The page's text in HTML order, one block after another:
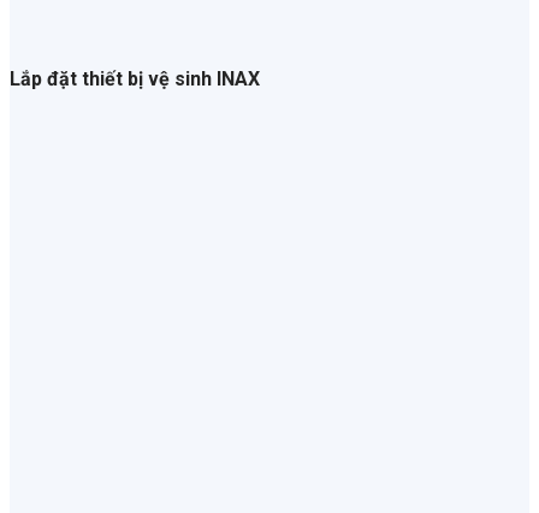
Lắp đặt thiết bị vệ sinh INAX